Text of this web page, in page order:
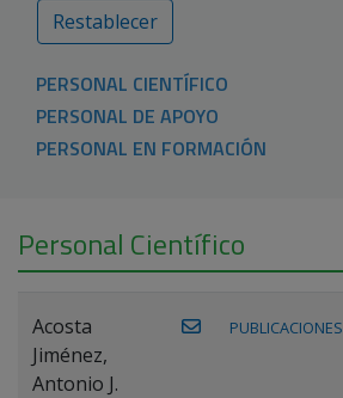
Restablecer
PERSONAL CIENTÍFICO
PERSONAL DE APOYO
PERSONAL EN FORMACIÓN
Personal Científico
Acosta
Jiménez,
Antonio J.
PUBLICACIONES